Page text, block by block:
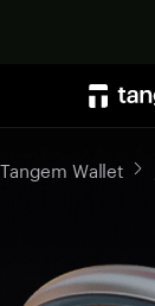
Tangem Wallet